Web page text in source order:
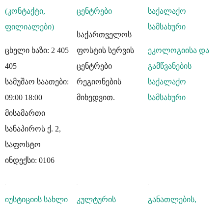
(კონტაქტი,
ფილიალები)
ცხელი ხაზი: 2 405
405
სამუშაო საათები:
09:00 18:00
მისამართი
სანაპიროს ქ. 2,
საფოსტო
ინდექსი: 0106
ცენტრები
საქართველოს
ფოსტის სერვის
ცენტრები
რეგიონების
მიხედვით.
საქალაქო
სამსახური
ეკოლოგიისა და
გამწვანების
საქალაქო
სამსახური
იუსტიციის სახლი
კულტურის
განათლების,